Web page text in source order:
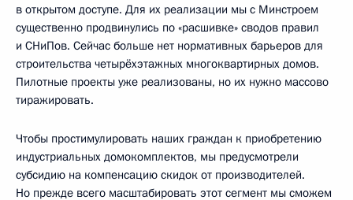
в открытом доступе. Для их реализации мы с Минстроем
существенно продвинулись по «расшивке» сводов правил
и СНиПов. Сейчас больше нет нормативных барьеров для
строительства четырёхэтажных многоквартирных домов.
Пилотные проекты уже реализованы, но их нужно массово
тиражировать.
Чтобы простимулировать наших граждан к приобретению
индустриальных домокомплектов, мы предусмотрели
субсидию на компенсацию скидок от производителей.
Но прежде всего масштабировать этот сегмент мы сможем